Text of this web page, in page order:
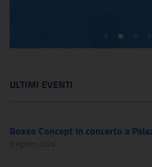
ULTIMI EVENTI
Bosso Concept in concerto a
8 Agosto 2026